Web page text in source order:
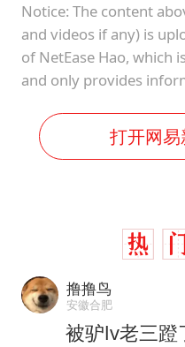
Notice: The content
and videos if any) is
of NetEase Hao, which
and only provides
打开网
撸撸鸟
安徽合肥
被驴lv老三蹬